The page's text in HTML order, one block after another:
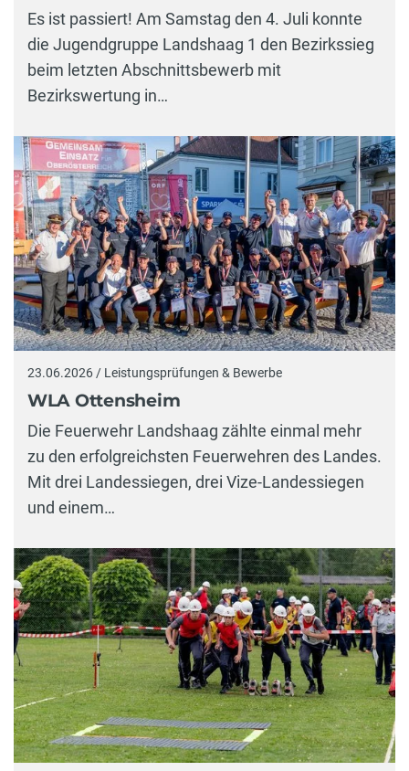
Es ist passiert! Am Samstag den 4. Juli konnte
die Jugendgruppe Landshaag 1 den Bezirkssieg
beim letzten Abschnittsbewerb mit
Bezirkswertung in…
23.06.2026 / Leistungsprüfungen & Bewerbe
WLA Ottensheim
Die Feuerwehr Landshaag zählte einmal mehr
zu den erfolgreichsten Feuerwehren des Landes.
Mit drei Landessiegen, drei Vize-Landessiegen
und einem…